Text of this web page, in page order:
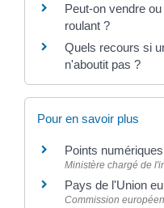
Peut-on vendre
roulant ?
Quels recours si
n'aboutit pas ?
Pour en savoir plus
Points numériques
Ministère chargé de
Pays de l'Union
Commission